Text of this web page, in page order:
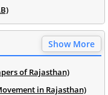
Show More
of Rajasthan)
in Rajasthan)